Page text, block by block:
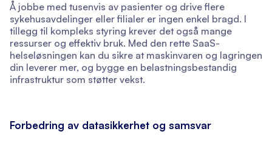
Å jobbe med tusenvis av pasienter og drive flere
sykehusavdelinger eller filialer er ingen enkel bragd. I
tillegg til kompleks styring krever det også mange
ressurser og effektiv bruk. Med den rette SaaS-
helseløsningen kan du sikre at maskinvaren og lagringen
din leverer mer, og bygge en belastningsbestandig
infrastruktur som støtter vekst.
Forbedring av datasikkerhet og samsvar